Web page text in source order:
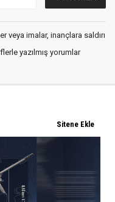
veya imalar, inançlara saldırı
yazılmış yorumlar